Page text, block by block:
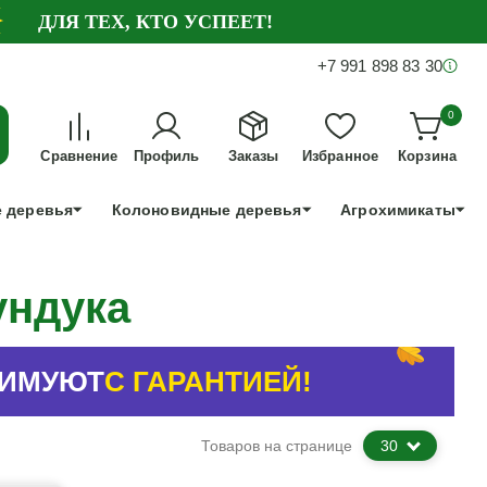
ДЛЯ ТЕХ, КТО УСПЕЕТ!
+7 991 898 83 30
Сравнение Профиль Заказы Избранное
0
Корзина
Колоновидные деревья Агрохимикаты
С ГАРАНТИЕЙ!
Товаров на странице 30